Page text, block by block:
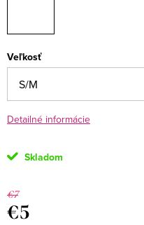
Veľkosť
Detailné informácie
Skladom
€7
€5